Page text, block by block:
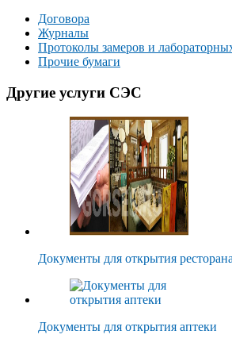
Договора
Журналы
Протоколы замеров и
Прочие бумаги
Другие услуги СЭС
Документы для открытия
Документы для открытия аптеки